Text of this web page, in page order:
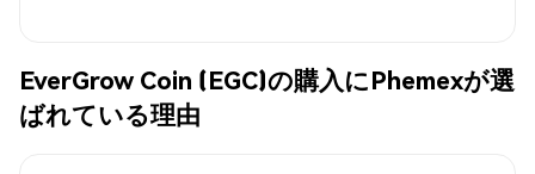
EverGrow Coin (EGC)の購入にPhemexが選
ばれている理由